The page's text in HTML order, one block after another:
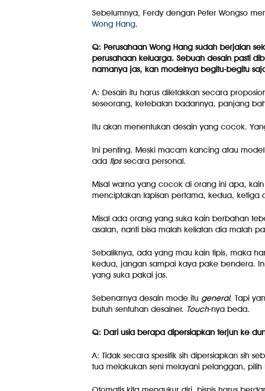
Sebelumnya, Ferdy dengan Peter Wongso
Wong Hang.
Q: Perusahaan Wong Hang sudah berjalan
perusahaan keluarga. Sebuah desain pasti
namanya jas, kan modelnya begitu-begitu
A: Desain itu harus diletakkan secara
seseorang, ketebalan badannya, panjang
Itu akan menentukan desain yang cocok.
Ini penting. Meski macam kancing atau
ada tipssecara personal.
Misal warna yang cocok di orang ini apa,
menciptakan lapisan pertama, kedua, ketiga
Misal ada orang yang suka kain berbahan
asalan, nanti bisa malah keliatan dia malah
Sebaliknya, ada yang mau kain tipis, maka
kedua, jangan sampai kaya pake bendera.
yang suka pakai jas.
Sebenarnya desain mode itu general. Tapi
butuh sentuhan desainer. Touch-nya beda.
Q: Dari usia berapa dipersiapkan terjun ke
A: Tidak secara spesifik sih dipersiapkan sih
tua melakukan seni melayani pelanggan,